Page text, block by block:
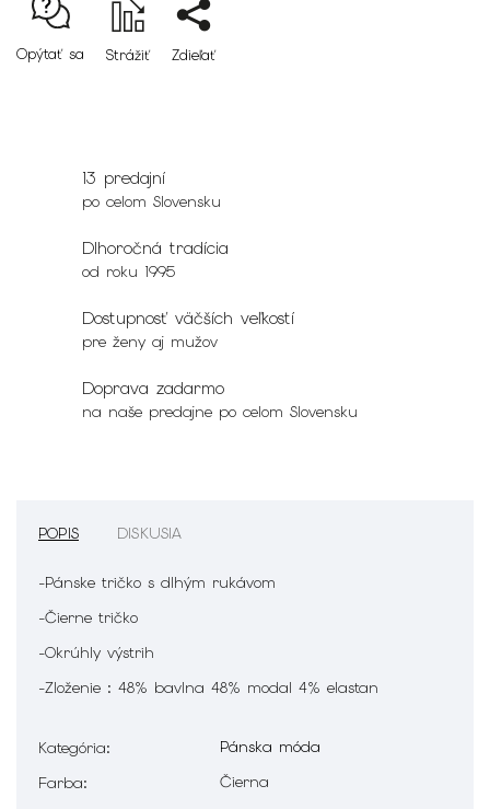
Opýtať sa Strážiť Zdieľať
13 predajní
po celom Slovensku
Dlhoročná tradícia
od roku 1995
Dostupnosť väčších veľkostí
pre ženy aj mužov
Doprava zadarmo
na naše predajne po celom Slovensku
POPIS DISKUSIA
-Pánske tričko s dlhým rukávom
-Čierne tričko
-Okrúhly výstrih
-Zloženie : 48% bavlna 48% modal 4% elastan
Kategória:
Pánska móda
Farba: Čierna